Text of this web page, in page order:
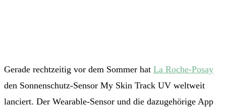
Gerade rechtzeitig vor dem Sommer hat La Roche-Posay
den Sonnenschutz-Sensor My Skin Track UV weltweit
lanciert. Der Wearable-Sensor und die dazugehörige App